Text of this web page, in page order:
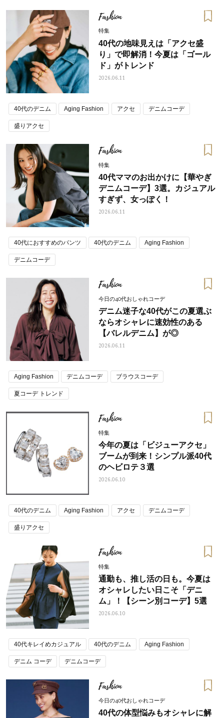
Fashion
特集
40代の地味見えは「アクセ盛
り」で即解消！今夏は「ゴール
ド」がトレンド
2026.06.11
40代のデニム Aging Fashion アクセ デニムコーデ
盛りアクセ
Fashion
特集
40代ママのお出かけに【華やぎ
デニムコーデ】3選。カジュアル
すぎず、女っぽく！
2026.06.11
40代におすすめのパンツ 40代のデニム Aging Fashion
デニムコーデ
Fashion
今日の40代おしゃれコーデ
デニム迷子な40代がこの夏選ぶ
ならオシャレに速効性のある
【バレルデニム】が◎
2026.06.11
Aging Fashion デニムコーデ ブラウスコーデ
夏コーデ トレンド
Fashion
特集
今年の夏は「ビジューアクセ」
ブームが到来！シンプル派40代
のヘビロテ３選
2026.06.10
40代のデニム Aging Fashion アクセ デニムコーデ
盛りアクセ
Fashion
特集
通勤も、推し活の日も。今夏は
オシャレしたい日こそ「デニ
ム」！【シーン別コーデ】5選
2026.06.10
40代キレイめカジュアル 40代のデニム Aging Fashion
デニム コーデ デニムコーデ
Fashion
今日の40代おしゃれコーデ
40代の体型悩みもオシャレに解